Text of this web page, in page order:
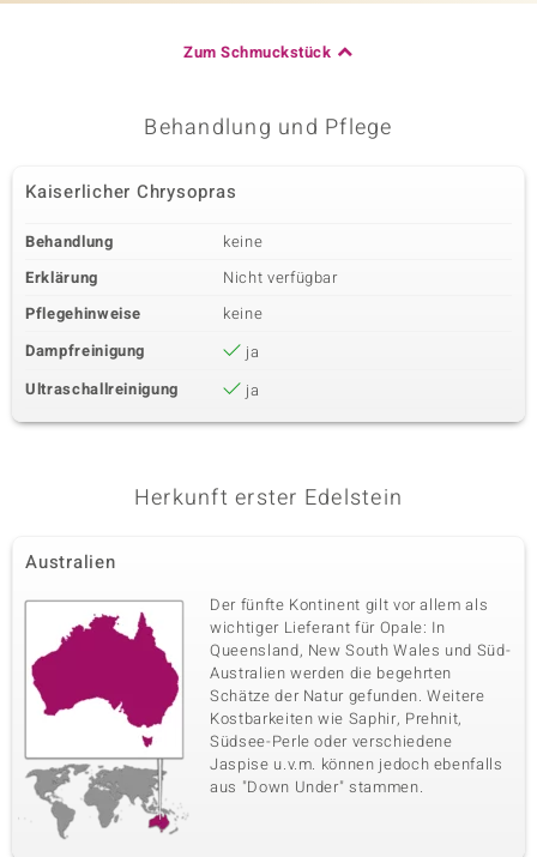
Zum Schmuckstück
Behandlung und Pflege
Kaiserlicher Chrysopras
Behandlung
keine
Erklärung
Nicht verfügbar
Pflegehinweise
keine
Dampfreinigung
ja
Ultraschallreinigung
ja
Herkunft erster Edelstein
Australien
Der fünfte Kontinent gilt vor allem als
wichtiger Lieferant für Opale: In
Queensland, New South Wales und Süd-
Australien werden die begehrten
Schätze der Natur gefunden. Weitere
Kostbarkeiten wie Saphir, Prehnit,
Südsee-Perle oder verschiedene
Jaspise u.v.m. können jedoch ebenfalls
aus "Down Under" stammen.